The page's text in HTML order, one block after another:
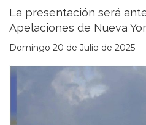
La presentación será
Apelaciones de Nueva
Domingo 20 de Julio de 2025